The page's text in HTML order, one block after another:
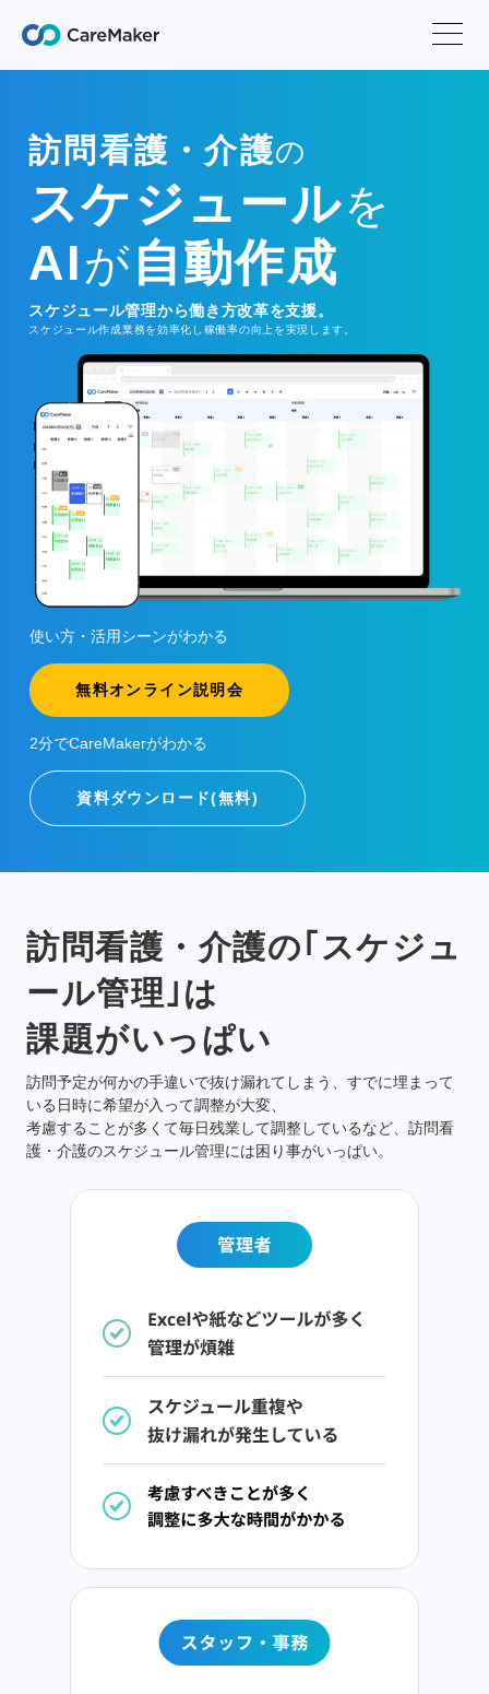
訪問看護・介護の
スケジュールを
AIが自動作成
スケジュール管理から働き方改革を支援。
スケジュール作成業務を効率化し稼働率の向上を実現します。
使い方・活用シーンがわかる
無料オンライン説明会
2分でCareMakerがわかる
資料ダウンロード(無料)
訪問看護・介護の｢スケジュ
ール管理｣は
課題がいっぱい
訪問予定が何かの手違いで抜け漏れてしまう、すでに埋まって
いる日時に希望が入って調整が大変、
考慮することが多くて毎日残業して調整しているなど、訪問看
護・介護のスケジュール管理には困り事がいっぱい。